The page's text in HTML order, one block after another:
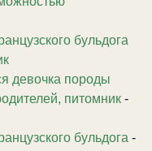
бульдога
девочка породы
питомник -
бульдога -